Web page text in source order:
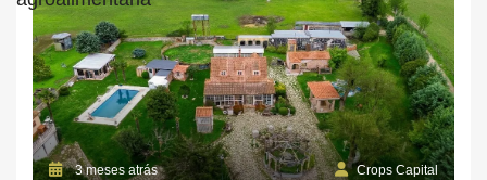
3 meses atrás Crops Capital